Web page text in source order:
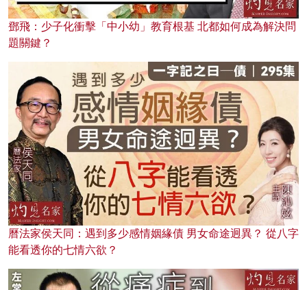
鄧飛：少子化衝擊「中小幼」教育根基 北都如何成為解決問
題關鍵？
曆法家侯天同：遇到多少感情姻緣債 男女命途迥異？ 從八字
能看透你的七情六欲？